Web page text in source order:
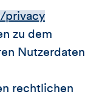
privacy
zu dem
Nutzerdaten
rechtlichen